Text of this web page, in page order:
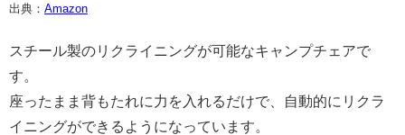
出典： Amazon
スチール製のリクライニングが可能なキャンプチェアで
す。
座ったまま背もたれに力を入れるだけで、自動的にリクラ
イニングができるようになっています。